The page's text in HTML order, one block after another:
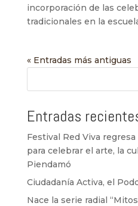
incorporación de las
tradicionales en la
« Entradas más antiguas
Entradas
Festival Red Viva
para celebrar el arte, la
Piendamó
Ciudadanía Activa, el
Nace la serie radial